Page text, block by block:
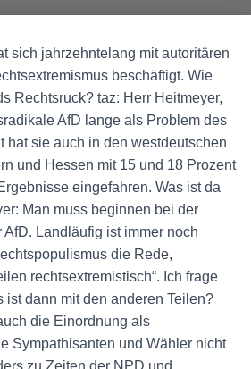
sich jahrzehntelang mit autoritären
beschäftigt. Wie
Rechtsruck? taz: Herr Heitmeyer,
AfD lange als Problem des
hat sie auch in den westdeutschen
und Hessen mit 15 und 18 Prozent
eingefahren. Was ist da
Man muss beginnen bei der
Landläufig ist immer noch
die Rede,
rechtsextremistisch“. Ich frage
ist dann mit den anderen Teilen?
die Einordnung als
Sympathisanten und Wähler nicht
zu Zeiten der NPD und